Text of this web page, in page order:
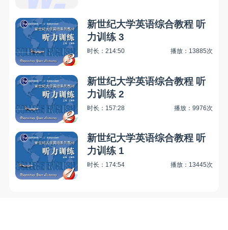
新世纪大学英语综合教程 听
力训练 3
时长：214:50 播放：13885次
新世纪大学英语综合教程 听
力训练 2
时长：157:28 播放：9976次
新世纪大学英语综合教程 听
力训练 1
时长：174:54 播放：13445次